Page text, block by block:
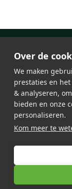
Over de
We maken
prestaties en
& analyseren,
bieden en onze
personaliseren.
Kom meer te
Iluminación led
Estación de